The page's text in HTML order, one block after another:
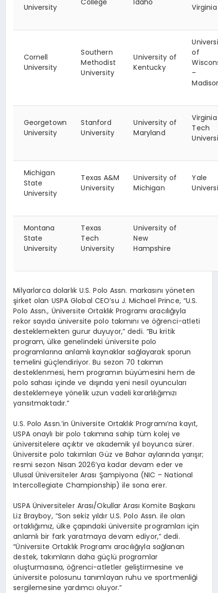
University
College Idaho
Virginia
Cornell
University
Southern
Methodist
University
University of
Kentucky
of
–
Georgetown
University
Stanford
University
University of
Maryland
Virginia
Tech
Michigan
State
University
Texas A&M
University
University of
Michigan
Yale
Montana
State
University
Texas
Tech
University
University of
New
Hampshire
Milyarlarca dolarlık U.S. Polo Assn. markasını yöneten
şirket olan USPA Global CEO’su J. Michael Prince, “U.S.
Polo Assn., Üniversite Ortaklık Programı aracılığıyla
rekor sayıda üniversite polo takımını ve öğrenci-atleti
desteklemekten gurur duyuyor,” dedi. “Bu kritik
program, ülke genelindeki üniversite polo
programlarına anlamlı kaynaklar sağlayarak sporun
temelini güçlendiriyor. Bu sezon 70 takımın
desteklenmesi, hem programın büyümesini hem de
polo sahası içinde ve dışında yeni nesil oyuncuları
desteklemeye yönelik uzun vadeli kararlılığımızı
yansıtmaktadır.”
U.S. Polo Assn.’inÜniversite Ortaklık Programı’na kayıt,
USPA onaylı bir polo takımına sahip tüm kolej ve
üniversitelere açıktır ve akademik yıl boyunca sürer.
Üniversite polo takımları Güz ve Bahar aylarında yarışır;
resmi sezon Nisan 2026’ya kadar devam eder ve
UlusalÜniversiteler Arası Şampiyona (NIC – National
Intercollegiate Championship) ile sona erer.
USPA Üniversiteler Arası/Okullar Arası Komite Başkanı
Liz Brayboy, “Son sekiz yıldır U.S. Polo Assn. ile olan
ortaklığımız, ülke çapındaki üniversite programları için
anlamlı bir fark yaratmaya devam ediyor,” dedi.
“Üniversite Ortaklık Programı aracılığıyla sağlanan
destek, takımların daha güçlü programlar
oluşturmasına, öğrenci-atletler geliştirmesine ve
üniversite polosunu tanımlayan ruhu ve sportmenliği
sergilemesine yardımcı oluyor.”